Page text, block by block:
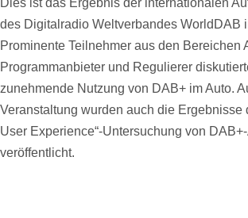
Dies ist das Ergebnis der internationalen
des Digitalradio Weltverbandes WorldDAB
Prominente Teilnehmer aus den Bereichen
Programmanbieter und Regulierer
zunehmende Nutzung von DAB+ im Auto.
Veranstaltung wurden auch die Ergebnisse
User Experience“-Untersuchung von
veröffentlicht.